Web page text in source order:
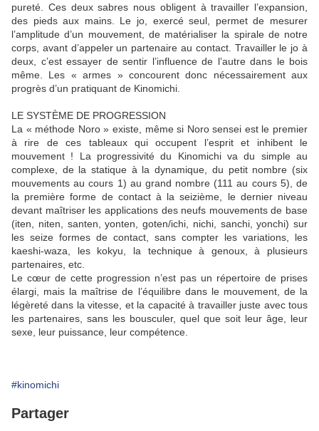
pureté. Ces deux sabres nous obligent à travailler l’expansion,
des pieds aux mains. Le jo, exercé seul, permet de mesurer
l’amplitude d’un mouvement, de matérialiser la spirale de notre
corps, avant d’appeler un partenaire au contact. Travailler le jo à
deux, c’est essayer de sentir l’influence de l’autre dans le bois
même. Les « armes » concourent donc nécessairement aux
progrès d’un pratiquant de Kinomichi.
LE SYSTÈME DE PROGRESSION
La « méthode Noro » existe, même si Noro sensei est le premier
à rire de ces tableaux qui occupent l’esprit et inhibent le
mouvement ! La progressivité du Kinomichi va du simple au
complexe, de la statique à la dynamique, du petit nombre (six
mouvements au cours 1) au grand nombre (111 au cours 5), de
la première forme de contact à la seizième, le dernier niveau
devant maîtriser les applications des neufs mouvements de base
(iten, niten, santen, yonten, goten/ichi, nichi, sanchi, yonchi) sur
les seize formes de contact, sans compter les variations, les
kaeshi-waza, les kokyu, la technique à genoux, à plusieurs
partenaires, etc.
Le cœur de cette progression n’est pas un répertoire de prises
élargi, mais la maîtrise de l’équilibre dans le mouvement, de la
légèreté dans la vitesse, et la capacité à travailler juste avec tous
les partenaires, sans les bousculer, quel que soit leur âge, leur
sexe, leur puissance, leur compétence.
#kinomichi
Partager